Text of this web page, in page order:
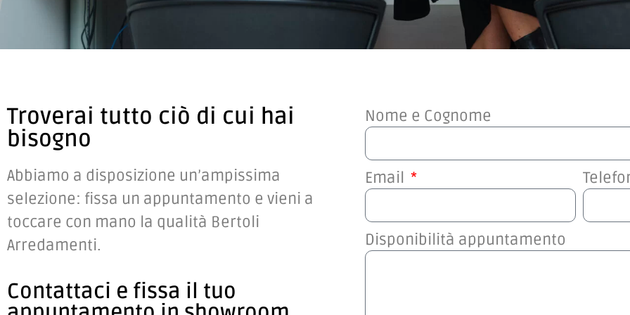
Troverai tutto ciò di cui hai
bisogno
Abbiamo a disposizione un’ampissima
selezione: fissa un appuntamento e vieni a
toccare con mano la qualità Bertoli
Arredamenti.
Contattaci e fissa il tuo
Nome e Cognome
Email
Disponibilità appuntamento